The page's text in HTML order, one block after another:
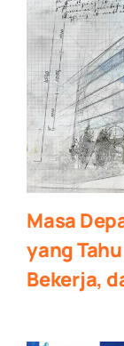
Masa
yang
Bekerja,